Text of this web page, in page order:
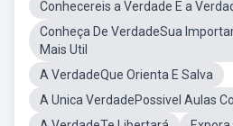
Conhecereis a Verdade E a
Conheça De VerdadeSua
Mais Util
A VerdadeQue Orienta E Salva
A Unica VerdadePossivel Aulas